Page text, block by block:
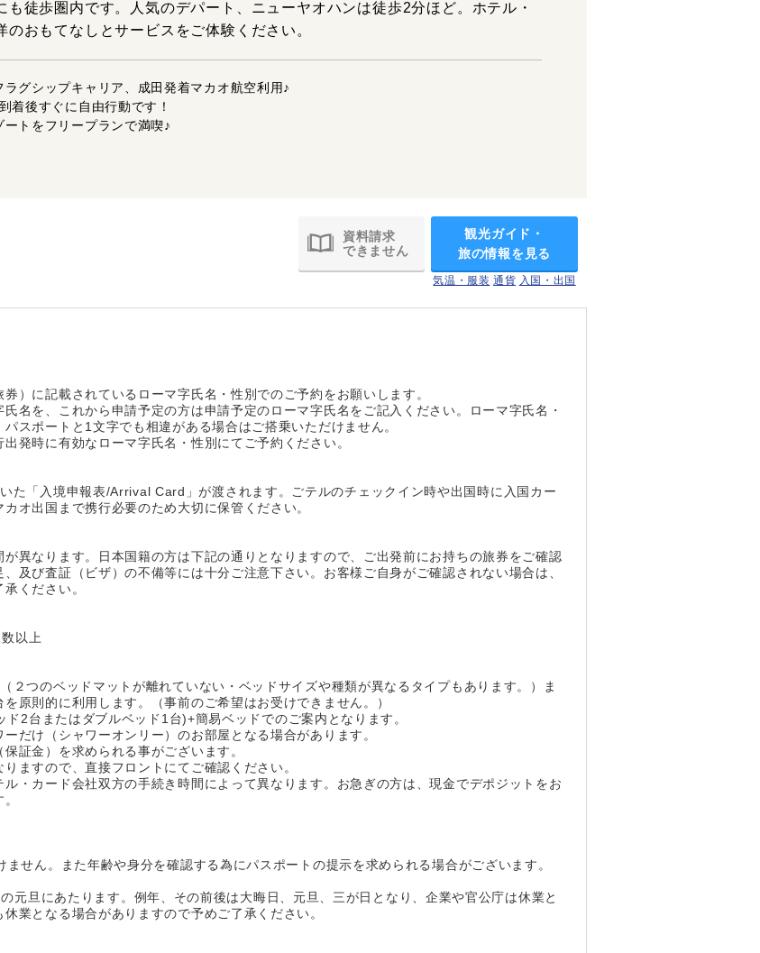
も徒歩圏内です。人気のデパート、ニューヤオハンは徒歩2分ほど。ホテル・
おもてなしとサービスをご体験ください。
グシップキャリア、成田発着マカオ航空利用♪
着後すぐに自由行動です！
トをフリープランで満喫♪
資料請求
できません
観光ガイド・
旅の情報を見る
気温・服装 通貨 入国・出国
）に記載されているローマ字氏名・性別でのご予約をお願いします。
名を、これから申請予定の方は申請予定のローマ字氏名をご記入ください。ローマ字氏名・
スポートと1文字でも相違がある場合はご搭乗いただけません。
発時に有効なローマ字氏名・性別にてご予約ください。
た「入境申報表/Arrival Card」が渡されます。ごテルのチェックイン時や出国時に入国カー
オ出国まで携行必要のため大切に保管ください。
異なります。日本国籍の方は下記の通りとなりますので、ご出発前にお持ちの旅券をご確認
及び査証（ビザ）の不備等には十分ご注意下さい。お客様ご自身がご確認されない場合は、
ください。
以上
２つのベッドマットが離れていない・ベッドサイズや種類が異なるタイプもあります。）ま
原則的に利用します。（事前のご希望はお受けできません。）
2台またはダブルベッド1台)+簡易ベッドでのご案内となります。
だけ（シャワーオンリー）のお部屋となる場合があります。
証金）を求められる事がございます。
ますので、直接フロントにてご確認ください。
・カード会社双方の手続き時間によって異なります。お急ぎの方は、現金でデポジットをお
せん。また年齢や身分を確認する為にパスポートの提示を求められる場合がございます。
旦にあたります。例年、その前後は大晦日、元旦、三が日となり、企業や官公庁は休業と
業となる場合がありますので予めご了承ください。